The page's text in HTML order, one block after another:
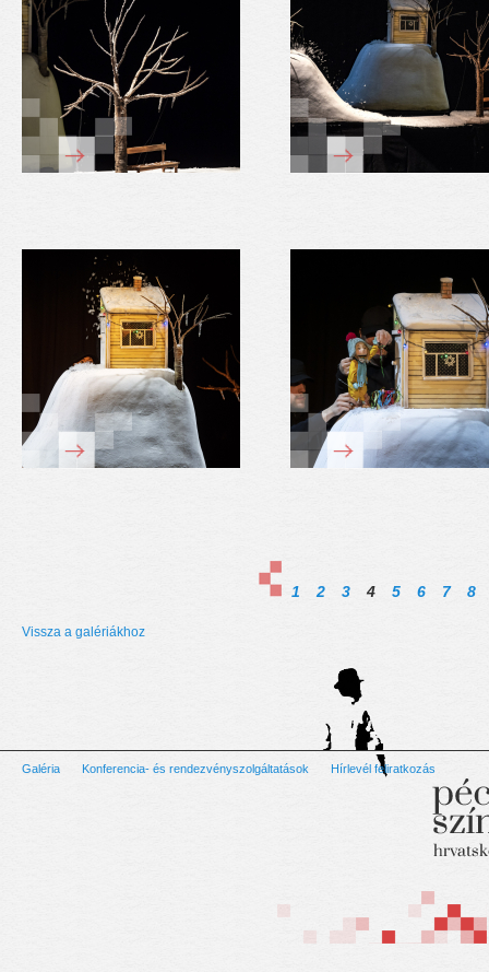
1 2 3 4 5 6 7 8
Vissza a galériákhoz
Galéria Konferencia- és rendezvényszolgáltatások Hírlevél feliratkozás